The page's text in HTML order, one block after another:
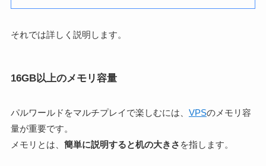
それでは詳しく説明します。
16GB以上のメモリ容量
パルワールドをマルチプレイで楽しむには、 VPSのメモリ容
量が重要です。
メモリとは、 簡単に説明すると机の大きさ を指します。